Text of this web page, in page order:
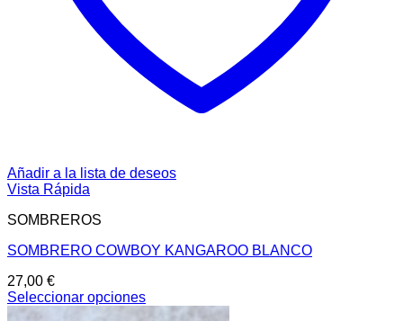
Añadir a la lista de deseos
Vista Rápida
SOMBREROS
SOMBRERO COWBOY KANGAROO BLANCO
27,00 €
Seleccionar opciones
Este